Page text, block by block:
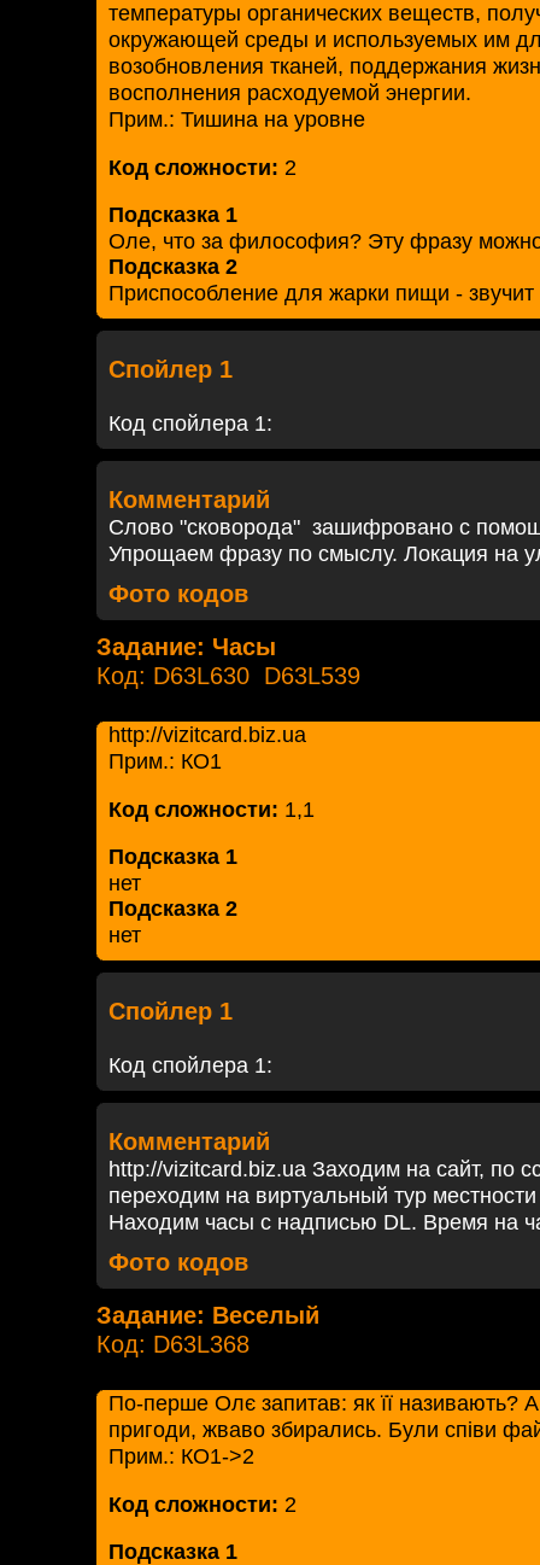
температуры органических веществ,
окружающей среды и используемых им
возобновления тканей, поддержания
восполнения расходуемой энергии.
Прим.: Тишина на уровне
Код сложности: 2
Подсказка 1
Оле, что за философия? Эту фразу можно
Подсказка 2
Приспособление для жарки пищи - звучит
Спойлер 1
Код спойлера 1:
Комментарий
Слово "сковорода" зашифровано с
Упрощаем фразу по смыслу. Локация на
Фото кодов
Задание: Часы
Код: D63L630 D63L539
http://vizitcard.biz.ua
Прим.: КО1
Код сложности: 1,1
Подсказка 1
нет
Подсказка 2
нет
Спойлер 1
Код спойлера 1:
Комментарий
http://vizitcard.biz.ua Заходим на сайт, по
переходим на виртуальный тур
Находим часы с надписью DL. Время на
Фото кодов
Задание: Веселый
Код: D63L368
По-перше Олє запитав: як її називають? А
пригоди, жваво збирались. Були співи
Прим.: КО1->2
Код сложности: 2
Подсказка 1